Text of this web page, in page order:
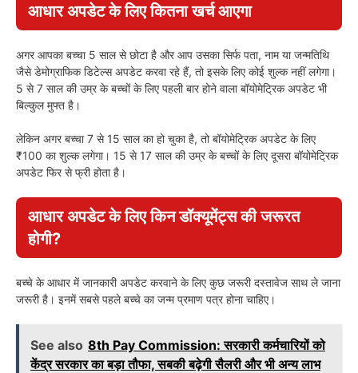
आधार अपडेट के लिए कितना खर्च आएगा
अगर आपका बच्चा 5 साल से छोटा है और आप उसका सिर्फ पता, नाम या जन्मतिथि
जैसे डेमोग्राफिक डिटेल्स अपडेट करवा रहे हैं, तो इसके लिए कोई शुल्क नहीं लगेगा।
5 से 7 साल की उम्र के बच्चों के लिए पहली बार होने वाला बॉयोमेट्रिक अपडेट भी
बिल्कुल मुफ्त है।
लेकिन अगर बच्चा 7 से 15 साल का हो चुका है, तो बॉयोमेट्रिक अपडेट के लिए
₹100 का शुल्क लगेगा। 15 से 17 साल की उम्र के बच्चों के लिए दूसरा बॉयोमेट्रिक
अपडेट फिर से फ्री होता है।
आधार अपडेट के लिए किन डॉक्यूमेंट्स की जरूरत
होगी?
बच्चे के आधार में जानकारी अपडेट करवाने के लिए कुछ जरूरी दस्तावेज साथ ले जाना
जरूरी है। इनमें सबसे पहले बच्चे का जन्म प्रमाण पत्र होना चाहिए।
See also 8th Pay Commission: सरकारी कर्मचारियों को
केंद्र सरकार का बड़ा तौफा, सबकी बढ़ेगी सैलरी और भी अन्य लाभ